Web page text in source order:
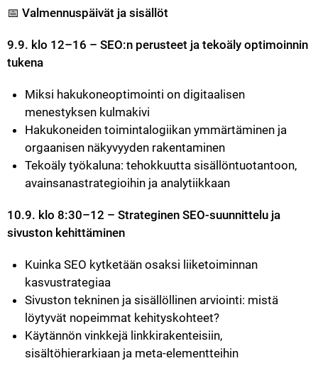
📅 Valmennuspäivät ja sisällöt
9.9. klo 12–16 – SEO:n perusteet ja tekoäly optimoinnin
tukena
Miksi hakukoneoptimointi on digitaalisen
menestyksen kulmakivi
Hakukoneiden toimintalogiikan ymmärtäminen ja
orgaanisen näkyvyyden rakentaminen
Tekoäly työkaluna: tehokkuutta sisällöntuotantoon,
avainsanastrategioihin ja analytiikkaan
10.9. klo 8:30–12 – Strateginen SEO-suunnittelu ja
sivuston kehittäminen
Kuinka SEO kytketään osaksi liiketoiminnan
kasvustrategiaa
Sivuston tekninen ja sisällöllinen arviointi: mistä
löytyvät nopeimmat kehityskohteet?
Käytännön vinkkejä linkkirakenteisiin,
sisältöhierarkiaan ja meta-elementteihin